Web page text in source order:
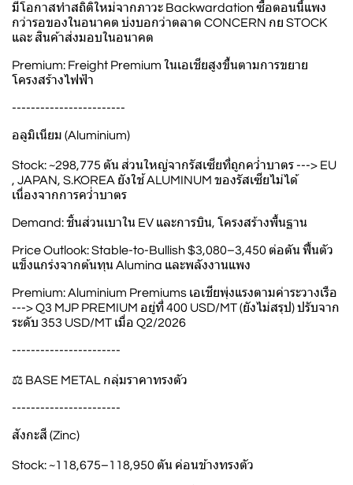
มีโอกาสทำสถิติใหม่จากภาวะ Backwardation ซื้อตอนนี้แพง
กว่ารอของในอนาคต บ่งบอกว่าตลาด CONCERN กย STOCK
และ สินค้าส่งมอบในอนาคต
Premium: Freight Premium ในเอเชียสูงขึ้นตามการขยาย
โครงสร้างไฟฟ้า
------------------------
อลูมิเนียม (Aluminium)
Stock: ~298,775 ตัน ส่วนใหญ่จากรัสเซียที่ถูกคว่ำบาตร ---> EU
, JAPAN, S.KOREA ยังใช้ ALUMINUM ของรัสเซียไม่ได้
เนื่องจากการคว่ำบาตร
Demand: ชิ้นส่วนเบาใน EV และการบิน, โครงสร้างพื้นฐาน
Price Outlook: Stable-to-Bullish $3,080–3,450 ต่อตัน ฟื้นตัว
แข็งแกร่งจากต้นทุน Alumina และพลังงานแพง
Premium: Aluminium Premiums เอเชียพุ่งแรงตามค่าระวางเรือ
---> Q3 MJP PREMIUM อยู่ที่ 400 USD/MT (ยังไม่สรุป) ปรับจาก
ระดับ 353 USD/MT เมื่อ Q2/2026
-----------------------
⚖️ BASE METAL กลุ่มราคาทรงตัว
-----------------------
สังกะสี (Zinc)
Stock: ~118,675–118,950 ตัน ค่อนข้างทรงตัว